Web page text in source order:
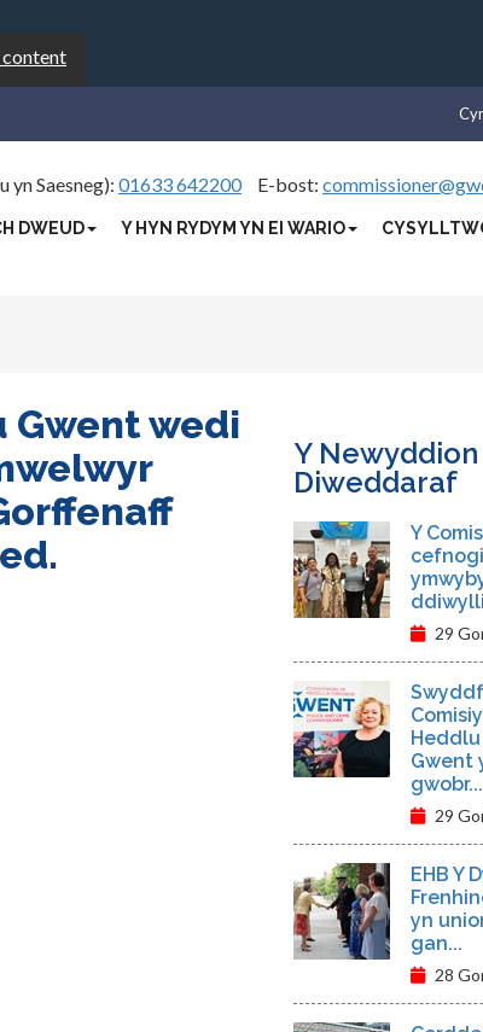
yn Saesneg): 01633 642200 E-bost:
DWEUD Y HYN RYDYM YN EI WARIO
Gwent wedi
Y Newyddion
Diweddaraf
Y
29
Gwent
gwobr...
29
EHB Y
yn
gan...
28